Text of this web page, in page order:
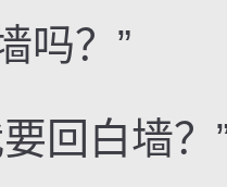
吗？”
白墙？